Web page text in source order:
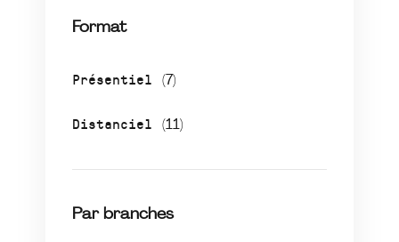
Format
Présentiel (7)
Distanciel (11)
Par branches